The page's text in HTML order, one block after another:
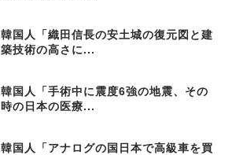
韓国人「織田信長の安土城の復元図と建
築技術の高さに...
韓国人「手術中に震度6強の地震、その
時の日本の医療...
韓国人「アナログの国日本で高級車を買